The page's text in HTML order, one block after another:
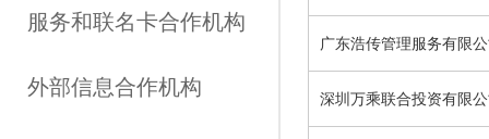
服务和联名卡合作机构
外部信息合作机构
广东浩传管理服务有限
深圳万乘联合投资有限